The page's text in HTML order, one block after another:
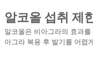
알코올 섭취 제
알코올은 비아그라의 효과
아그라 복용 후 발기를 어렵